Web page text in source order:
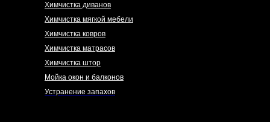
Химчистка диванов
Химчистка мягкой мебели
Химчистка ковров
Химчистка матрасов
Химчистка штор
Мойка окон и балконов
Устранение запахов